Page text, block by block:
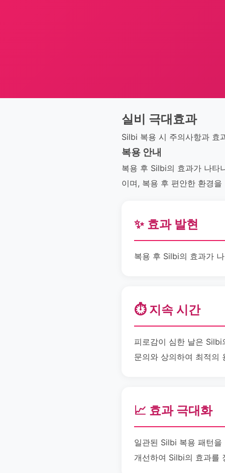
실비 극대효과
Silbi 복용 시 주의사항과 효
복용 안내
복용 후 Silbi의 효과가 나타
이며, 복용 후 편안한 환경
✨ 효과 발현
복용 후 Silbi의 효과가
⏱️ 지속 시간
피로감이 심한 날은
문의와 상의하여 최적의
📈 효과 극대화
일관된 Silbi 복용 패턴
개선하여 Silbi의 효과를